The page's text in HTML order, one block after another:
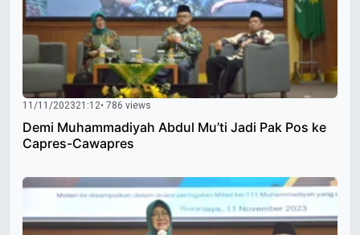
11/11/202321:12• 786 views
Demi Muhammadiyah Abdul Mu’ti Jadi Pak Pos ke
Capres-Cawapres